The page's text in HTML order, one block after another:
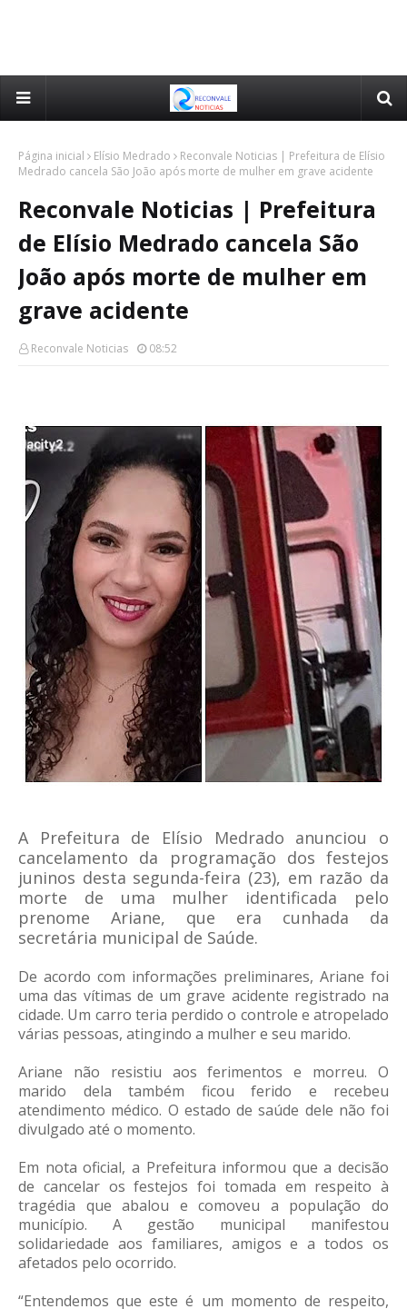
Página inicial Elísio Medrado
Reconvale Noticias | Prefeitura de Elísio
Medrado cancela São João após morte de mulher em grave acidente
Reconvale Noticias | Prefeitura
de Elísio Medrado cancela São
João após morte de mulher em
grave acidente
Reconvale Noticias 08:52
A Prefeitura de Elísio Medrado anunciou o
cancelamento da programação dos festejos
juninos desta segunda-feira (23), em razão da
morte de uma mulher identificada pelo
prenome Ariane, que era cunhada da
secretária municipal de Saúde.
De acordo com informações preliminares, Ariane foi
uma das vítimas de um grave acidente registrado na
cidade. Um carro teria perdido o controle e atropelado
várias pessoas, atingindo a mulher e seu marido.
Ariane não resistiu aos ferimentos e morreu. O
marido dela também ficou ferido e recebeu
atendimento médico. O estado de saúde dele não foi
divulgado até o momento.
Em nota oficial, a Prefeitura informou que a decisão
de cancelar os festejos foi tomada em respeito à
tragédia que abalou e comoveu a população do
município. A gestão municipal manifestou
solidariedade aos familiares, amigos e a todos os
afetados pelo ocorrido.
“Entendemos que este é um momento de respeito,